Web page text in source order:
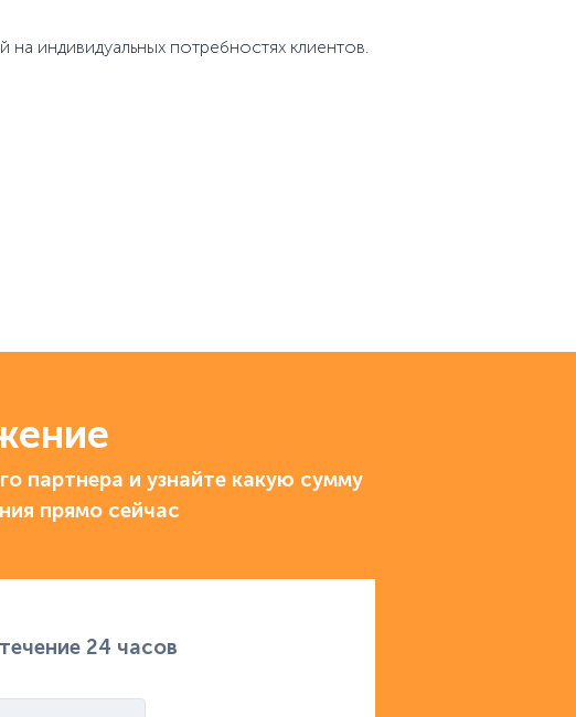
индивидуальных потребностях клиентов.
партнера и узнайте какую сумму
прямо сейчас
24 часов